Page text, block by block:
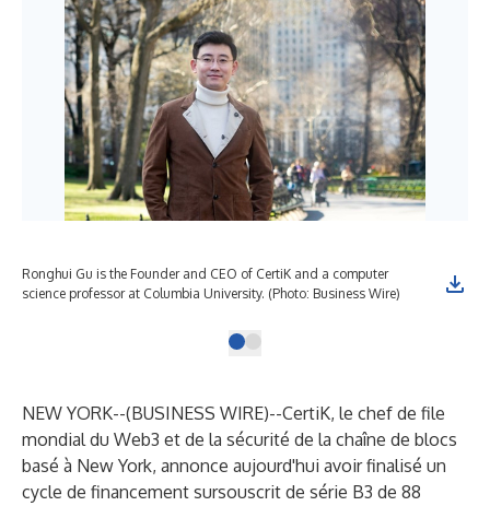
Ronghui Gu is the Founder and CEO of CertiK and a computer
science professor at Columbia University. (Photo: Business Wire)
NEW YORK--(BUSINESS WIRE)--CertiK, le chef de file
mondial du Web3 et de la sécurité de la chaîne de blocs
basé à New York, annonce aujourd'hui avoir finalisé un
cycle de financement sursouscrit de série B3 de 88